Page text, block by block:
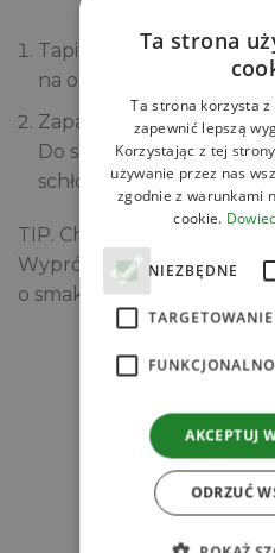
Tapiokę przygotuj
na opakowaniu.
Zaparz herbatę i
Do szklanek rozłóż perły
schłodzoną herbatą.
TIP. Chcesz przygotować
Wypróbuj gotowych
o smaku np. truskawki.
Ta strona
Ta strona korzysta
zapewnić lepszą
Korzystając z tej
używanie przez nas
zgodnie z warunkami
cookie.
NIEZBĘDNE
TARGETOWANIE
AKCEPTUJ
ODRZUĆ